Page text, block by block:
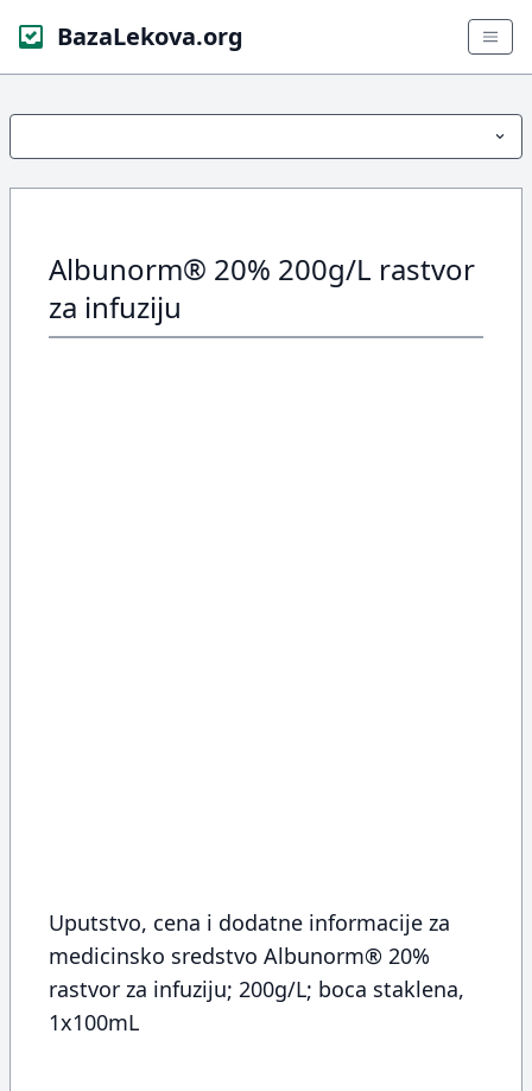
BazaLekova.org
Albunorm® 20% 200g/L rastvor
za infuziju
Uputstvo, cena i dodatne informacije za
medicinsko sredstvo Albunorm® 20%
rastvor za infuziju; 200g/L; boca staklena,
1x100mL